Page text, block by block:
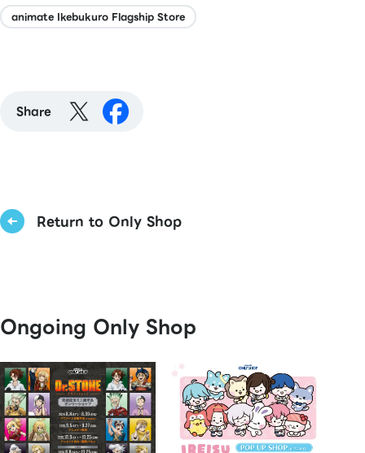
animate Ikebukuro Flagship Store
Share
Return to Only Shop
Ongoing Only Shop